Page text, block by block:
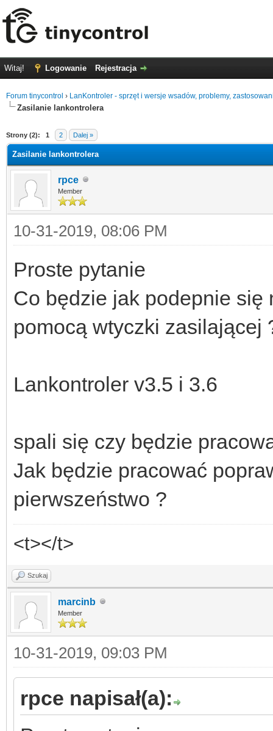
Witaj! Logowanie Rejestracja
Forum tinycontrol › LanKontroler - sprzęt i wersje wsadów, problemy,
Zasilanie lankontrolera
Strony (2): 1 2 Dalej »
Zasilanie lankontrolera
rpce
Member
10-31-2019, 08:06 PM
Proste pytanie
Co będzie jak podepnie
pomocą wtyczki zasilającej
Lankontroler v3.5 i 3.6
spali się czy będzie
Jak będzie pracować
pierwszeństwo ?
<t></t>
Szukaj
marcinb
Member
10-31-2019, 09:03 PM
rpce napisał(a):